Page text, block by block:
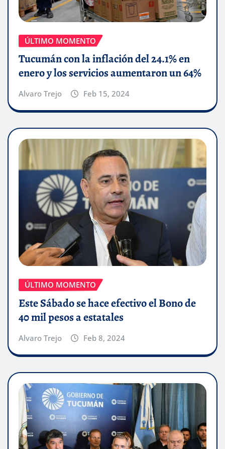
ÚLTIMO MOMENTO
Tucumán con la inflación del 24.1% en
enero y los servicios aumentaron un 64%
Alvaro Trejo Feb 15, 2024
ÚLTIMO MOMENTO
Este Sábado se hace efectivo el Bono de
40 mil pesos a estatales
Alvaro Trejo Feb 8, 2024